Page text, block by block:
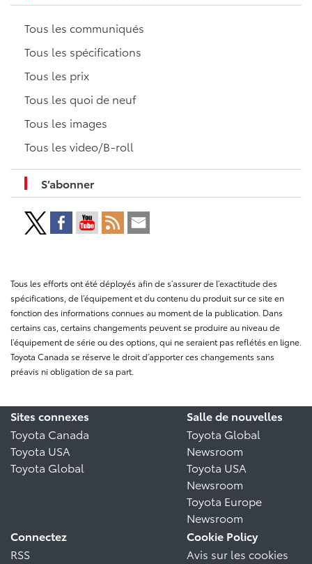
Tous les communiqués
Tous les spécifications
Tous les prix
Tous les quoi de neuf
Tous les images
Tous les video/B-roll
S’abonner
Tous les efforts ont été déployés afin de s’assurer de l’exactitude des
spécifications, de l’équipement et du contenu du produit sur ce site en
fonction des informations connues au moment de la publication. Dans
certains cas, certains changements peuvent se produire au niveau de
l’équipement de série ou des options, qui ne seraient pas reflétés en ligne.
Toyota Canada se réserve le droit d’apporter ces changements sans
préavis ni obligation de sa part.
Sites connexes
Toyota Canada
Toyota USA
Toyota Global
Salle de nouvelles
Toyota Global
Newsroom
Toyota USA
Newsroom
Toyota Europe
Newsroom
Connectez
RSS
Cookie Policy
Avis sur les cookies